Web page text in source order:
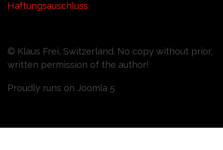
Haftungsauschluss
© Klaus Frei, Switzerland. No copy without prior,
written permission of the author!
Proudly runs on Joomla 5